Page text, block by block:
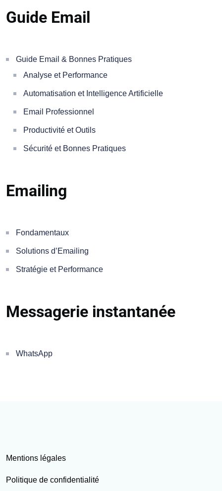
Guide Email
Guide Email & Bonnes Pratiques
Analyse et Performance
Automatisation et Intelligence Artificielle
Email Professionnel
Productivité et Outils
Sécurité et Bonnes Pratiques
Emailing
Fondamentaux
Solutions d’Emailing
Stratégie et Performance
Messagerie instantanée
WhatsApp
Mentions légales
Politique de confidentialité